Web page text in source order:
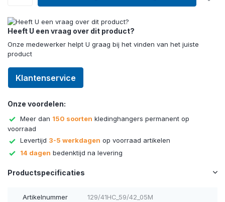
Heeft U een vraag over dit product?
Onze medewerker helpt U graag bij het vinden van het juiste
product
Klantenservice
Onze voordelen:
Meer dan 150 soorten kledinghangers permanent op
voorraad
Levertijd 3-5 werkdagen op voorraad artikelen
14 dagen bedenktijd na levering
Productspecificaties
Artikelnummer 129/41HC_59/42_05M